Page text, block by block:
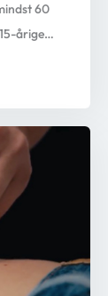
60
årige